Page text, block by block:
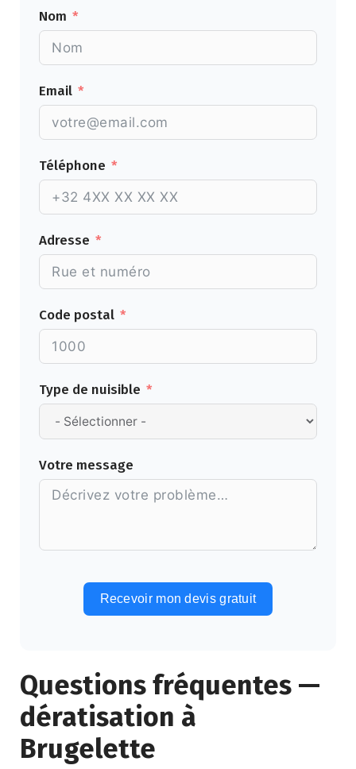
Nom
Email
Téléphone
Adresse
Code postal
Type de nuisible
Votre message
Recevoir mon devis gratuit
Questions fréquentes —
dératisation à
Brugelette